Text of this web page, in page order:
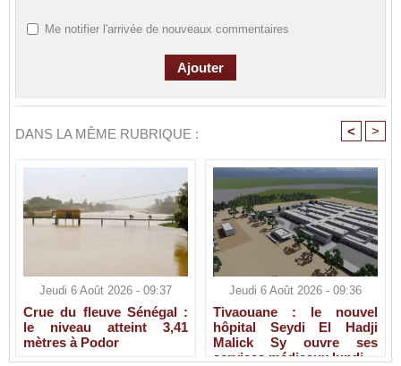
Me notifier l'arrivée de nouveaux commentaires
DANS LA MÊME RUBRIQUE : < >
Jeudi 6 Août 2026 - 09:37
Crue du fleuve Sénégal :
le niveau atteint 3,41
mètres à Podor
Jeudi 6 Août 2026 - 09:36
Tivaouane : le nouvel
hôpital Seydi El Hadji
Malick Sy ouvre ses
services médicaux lundi